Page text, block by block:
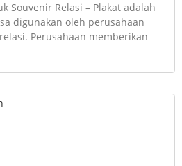
Souvenir Relasi – Plakat adalah
digunakan oleh perusahaan
Perusahaan memberikan